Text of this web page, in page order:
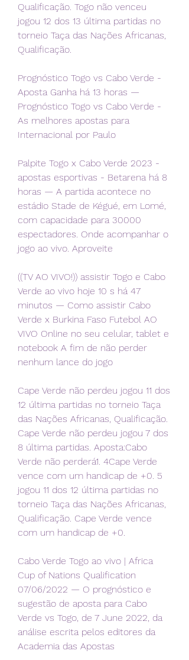
Qualificação. Togo não venceu
jogou 12 dos 13 última partidas no
torneio Taça das Nações Africanas,
Qualificação.
Prognóstico Togo vs Cabo Verde -
Aposta Ganha há 13 horas —
Prognóstico Togo vs Cabo Verde -
As melhores apostas para
Internacional por Paulo
Palpite Togo x Cabo Verde 2023 -
apostas esportivas - Betarena há 8
horas — A partida acontece no
estádio Stade de Kégué, em Lomé,
com capacidade para 30000
espectadores. Onde acompanhar o
jogo ao vivo. Aproveite
((TV AO VIVO!)) assistir Togo e Cabo
Verde ao vivo hoje 10 s há 47
minutos — Como assistir Cabo
Verde x Burkina Faso Futebol AO
VIVO Online no seu celular, tablet e
notebook A fim de não perder
nenhum lance do jogo
Cape Verde não perdeu jogou 11 dos
12 última partidas no torneio Taça
das Nações Africanas, Qualificação.
Cape Verde não perdeu jogou 7 dos
8 última partidas. Aposta:Cabo
Verde não perderá1. 4Cape Verde
vence com um handicap de +0. 5
jogou 11 dos 12 última partidas no
torneio Taça das Nações Africanas,
Qualificação. Cape Verde vence
com um handicap de +0.
Cabo Verde Togo ao vivo | Africa
Cup of Nations Qualification
07/06/2022 — O prognóstico e
sugestão de aposta para Cabo
Verde vs Togo, de 7 June 2022, da
análise escrita pelos editores da
Academia das Apostas